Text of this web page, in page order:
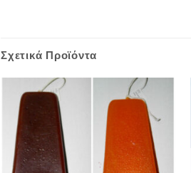
Σχετικά Προϊόντα